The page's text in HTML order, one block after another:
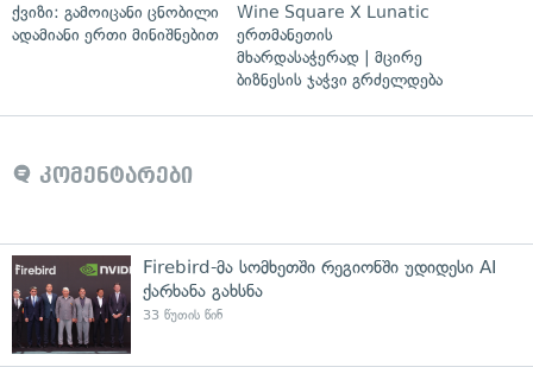
ქვიზი: გამოიცანი ცნობილი
ადამიანი ერთი მინიშნებით
Wine Square X Lunatic
ერთმანეთის
მხარდასაჭერად | მცირე
ბიზნესის ჯაჭვი გრძელდება
კომენტარები
Firebird-მა სომხეთში რეგიონში უდიდესი AI
ქარხანა გახსნა
33 წუთის წინ